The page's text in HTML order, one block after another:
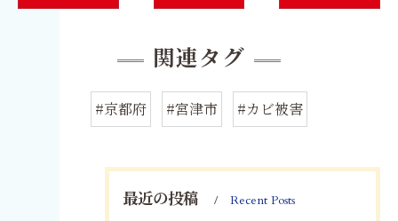
関連タグ
#京都府 #宮津市 #カビ被害
最近の投稿 Recent Posts